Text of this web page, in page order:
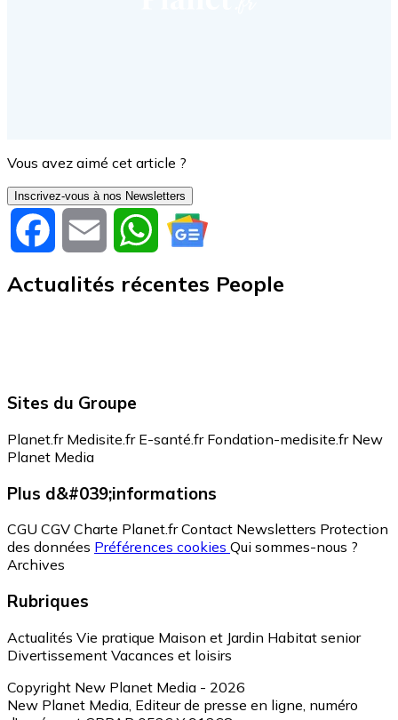
Vous avez aimé cet article ?
Inscrivez-vous à nos Newsletters
Facebook Email WhatsApp
Actualités récentes People
Sites du Groupe
Planet.fr Medisite.fr E-santé.fr Fondation-medisite.fr New
Planet Media
Plus d&#039;informations
CGU CGV Charte Planet.fr Contact Newsletters Protection
des données Préférences cookies Qui sommes-nous ?
Archives
Rubriques
Actualités Vie pratique Maison et Jardin Habitat senior
Divertissement Vacances et loisirs
Copyright New Planet Media - 2026
New Planet Media, Editeur de presse en ligne, numéro